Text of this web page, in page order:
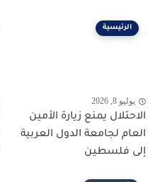
الرئيسية
يوليو 8, 2026
الاحتلال يمنع زيارة الأمين
العام لجامعة الدول العربية
إلى فلسطين